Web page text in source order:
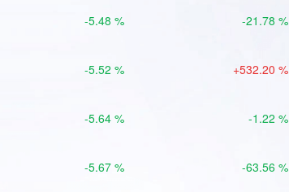
-5.48 % -21.78 %
-5.52 % +532.20 %
-5.64 % -1.22 %
-5.67 % -63.56 %